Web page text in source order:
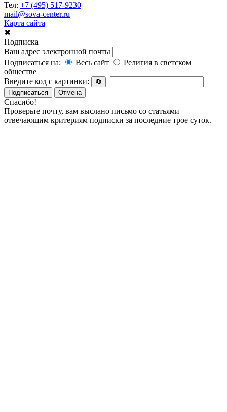
Тел: +7 (495) 517-9230
mail@sova-center.ru
Карта сайта
✖
Подписка
Ваш адрес электронной почты
Подписаться на:
Весь сайт
Религия в светском
обществе
Введите код с картинки:
🔄
Подписаться
Отмена
Спасибо!
Проверьте почту, вам выслано письмо со статьями
отвечающим критериям подписки за последние трое суток.